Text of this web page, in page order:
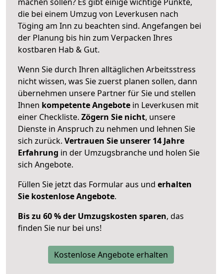
die bei einem Umzug von Leverkusen nach
Töging am Inn zu beachten sind. Angefangen bei
der Planung bis hin zum Verpacken Ihres
kostbaren Hab & Gut.
Wenn Sie durch Ihren alltäglichen Arbeitsstress
nicht wissen, was Sie zuerst planen sollen, dann
übernehmen unsere Partner für Sie und stellen
Ihnen kompetente Angebote in Leverkusen mit
einer Checkliste. Zögern Sie nicht, unsere
Dienste in Anspruch zu nehmen und lehnen Sie
sich zurück. Vertrauen Sie unserer 14 Jahre
Erfahrung in der Umzugsbranche und holen Sie
sich Angebote.
Füllen Sie jetzt das Formular aus und erhalten
Sie kostenlose Angebote.
Bis zu 60 % der Umzugskosten sparen, das
finden Sie nur bei uns!
Kostenlose Angebote erhalten